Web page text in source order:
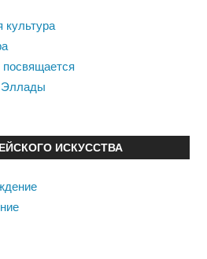
посвящается
Эллады
ИСКУССТВА